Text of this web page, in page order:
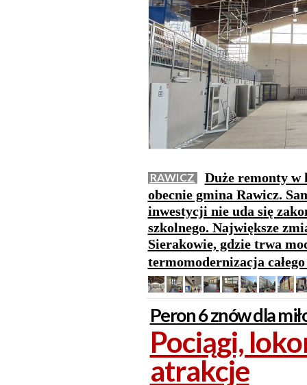
RAWICZ
Duże remonty w
obecnie gmina Rawicz.
inwestycji nie uda się
szkolnego. Największe
Sierakowie, gdzie trwa
termomodernizacja
Peron 6 znów dla
Pociągi,
atrakcje